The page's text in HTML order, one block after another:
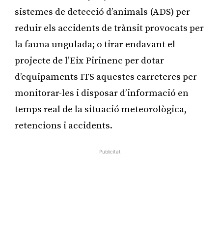
sistemes de detecció d’animals (ADS) per
reduir els accidents de trànsit provocats per
la fauna ungulada; o tirar endavant el
projecte de l’Eix Pirinenc per dotar
d’equipaments ITS aquestes carreteres per
monitorar-les i disposar d’informació en
temps real de la situació meteorològica,
retencions i accidents.
Publicitat